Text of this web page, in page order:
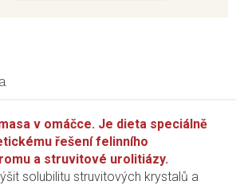
v omáčce. Je dieta speciálně
řešení felinního
a struvitové urolitiázy.
solubilitu struvitových krystalů a